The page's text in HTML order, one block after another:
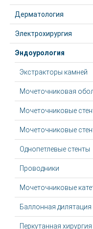
Дерматология
Электрохирургия
Эндоурология
Экстракторы камней
Мочеточниковая
Мочеточниковые
Мочеточниковые
Однопетлевые стенты
Проводники
Мочеточниковые
Баллонная дилятация
Перкутанная хирургия